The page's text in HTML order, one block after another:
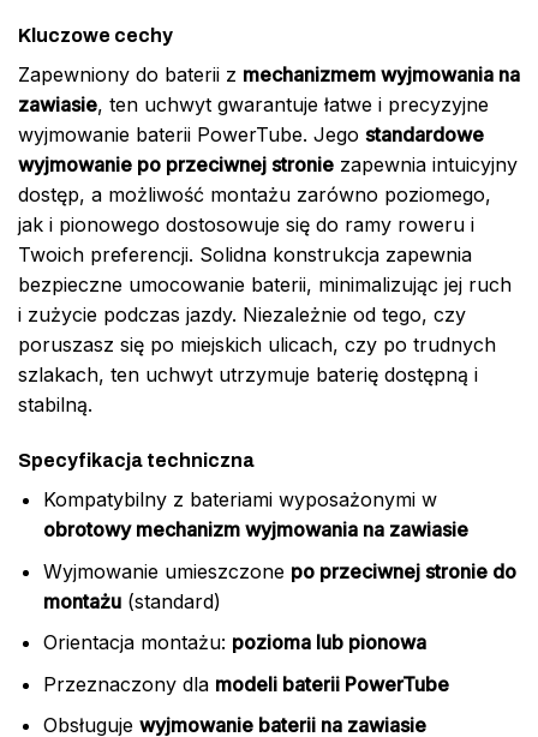
Kluczowe cechy
Zapewniony do baterii z mechanizmem wyjmowania na
zawiasie, ten uchwyt gwarantuje łatwe i precyzyjne
wyjmowanie baterii PowerTube. Jego standardowe
wyjmowanie po przeciwnej stronie zapewnia intuicyjny
dostęp, a możliwość montażu zarówno poziomego,
jak i pionowego dostosowuje się do ramy roweru i
Twoich preferencji. Solidna konstrukcja zapewnia
bezpieczne umocowanie baterii, minimalizując jej ruch
i zużycie podczas jazdy. Niezależnie od tego, czy
poruszasz się po miejskich ulicach, czy po trudnych
szlakach, ten uchwyt utrzymuje baterię dostępną i
stabilną.
Specyfikacja techniczna
Kompatybilny z bateriami wyposażonymi w
obrotowy mechanizm wyjmowania na zawiasie
Wyjmowanie umieszczone po przeciwnej stronie do
montażu(standard)
Orientacja montażu: pozioma lub pionowa
Przeznaczony dla modeli baterii PowerTube
Obsługuje wyjmowanie baterii na zawiasie